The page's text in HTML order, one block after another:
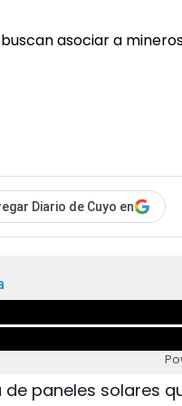
Diario de Cuyo en
paneles solares